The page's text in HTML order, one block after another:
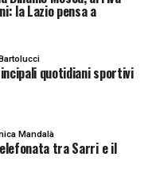
la Lazio pensa a
quotidiani sportivi
Mandalà
tra Sarri e il